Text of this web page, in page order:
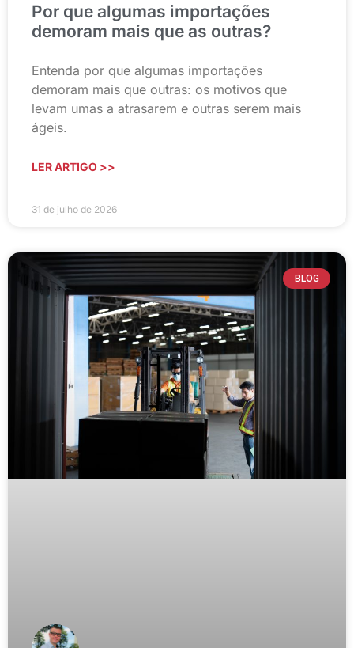
Por que algumas importações
demoram mais que as outras?
Entenda por que algumas importações
demoram mais que outras: os motivos que
levam umas a atrasarem e outras serem mais
ágeis.
LER ARTIGO >>
31 de julho de 2026
BLOG